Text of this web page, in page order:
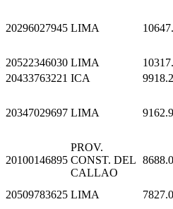
20296027945 LIMA
20522346030 LIMA
20433763221 ICA
20347029697 LIMA
20100146895
PROV.
CONST. DEL
CALLAO
20509783625 LIMA